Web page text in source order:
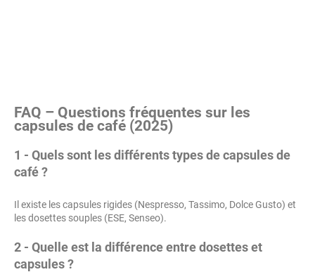
FAQ – Questions fréquentes sur les
capsules de café (2025)
1 - Quels sont les différents types de capsules de
café ?
Il existe les capsules rigides (Nespresso, Tassimo, Dolce Gusto) et
les dosettes souples (ESE, Senseo).
2 - Quelle est la différence entre dosettes et
capsules ?